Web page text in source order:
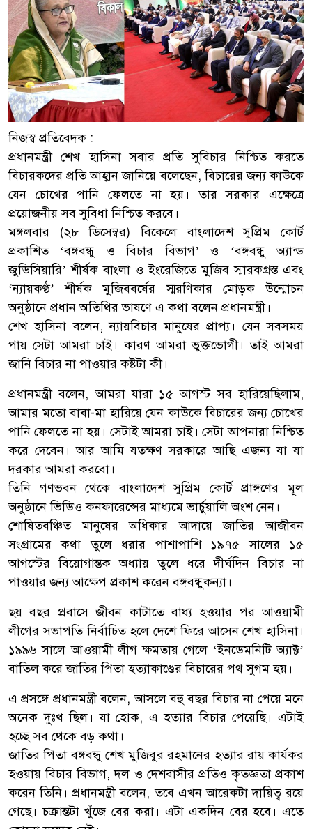
নিজস্ব প্রতিবেদক :
প্রধানমন্ত্রী শেখ হাসিনা সবার প্রতি সুবিচার নিশ্চিত করতে
বিচারকদের প্রতি আহ্বান জানিয়ে বলেছেন, বিচারের জন্য কাউকে
যেন চোখের পানি ফেলতে না হয়। তার সরকার এক্ষেত্রে
প্রয়োজনীয় সব সুবিধা নিশ্চিত করবে।
মঙ্গলবার (২৮ ডিসেম্বর) বিকেলে বাংলাদেশ সুপ্রিম কোর্ট
প্রকাশিত ‘বঙ্গবন্ধু ও বিচার বিভাগ’ ও ‘বঙ্গবন্ধু অ্যান্ড
জুডিসিয়ারি’ শীর্ষক বাংলা ও ইংরেজিতে মুজিব স্মারকগ্রস্ত এবং
‘ন্যায়কণ্ঠ’ শীর্ষক মুজিববর্ষের স্মরণিকার মোড়ক উন্মোচন
অনুষ্ঠানে প্রধান অতিথির ভাষণে এ কথা বলেন প্রধানমন্ত্রী।
শেখ হাসিনা বলেন, ন্যায়বিচার মানুষের প্রাপ্য। যেন সবসময়
পায় সেটা আমরা চাই। কারণ আমরা ভুক্তভোগী। তাই আমরা
জানি বিচার না পাওয়ার কষ্টটা কী।
প্রধানমন্ত্রী বলেন, আমরা যারা ১৫ আগস্ট সব হারিয়েছিলাম,
আমার মতো বাবা-মা হারিয়ে যেন কাউকে বিচারের জন্য চোখের
পানি ফেলতে না হয়। সেটাই আমরা চাই। সেটা আপনারা নিশ্চিত
করে দেবেন। আর আমি যতক্ষণ সরকারে আছি এজন্য যা যা
দরকার আমরা করবো।
তিনি গণভবন থেকে বাংলাদেশ সুপ্রিম কোর্ট প্রাঙ্গণের মূল
অনুষ্ঠানে ভিডিও কনফারেন্সের মাধ্যমে ভার্চুয়ালি অংশ নেন।
শোষিতবঞ্চিত মানুষের অধিকার আদায়ে জাতির আজীবন
সংগ্রামের কথা তুলে ধরার পাশাপাশি ১৯৭৫ সালের ১৫
আগস্টের বিয়োগান্তক অধ্যায় তুলে ধরে দীর্ঘদিন বিচার না
পাওয়ার জন্য আক্ষেপ প্রকাশ করেন বঙ্গবন্ধুকন্যা।
ছয় বছর প্রবাসে জীবন কাটাতে বাধ্য হওয়ার পর আওয়ামী
লীগের সভাপতি নির্বাচিত হলে দেশে ফিরে আসেন শেখ হাসিনা।
১৯৯৬ সালে আওয়ামী লীগ ক্ষমতায় গেলে ‘ইনডেমনিটি অ্যাক্ট’
বাতিল করে জাতির পিতা হত্যাকাণ্ডের বিচারের পথ সুগম হয়।
এ প্রসঙ্গে প্রধানমন্ত্রী বলেন, আসলে বহু বছর বিচার না পেয়ে মনে
অনেক দুঃখ ছিল। যা হোক, এ হত্যার বিচার পেয়েছি। এটাই
হচ্ছে সব থেকে বড় কথা।
জাতির পিতা বঙ্গবন্ধু শেখ মুজিবুর রহমানের হত্যার রায় কার্যকর
হওয়ায় বিচার বিভাগ, দল ও দেশবাসীর প্রতিও কৃতজ্ঞতা প্রকাশ
করেন তিনি। প্রধানমন্ত্রী বলেন, তবে এখন আরেকটা দায়িত্ব রয়ে
গেছে। চক্রান্তটা খুঁজে বের করা। এটা একদিন বের হবে। এতে